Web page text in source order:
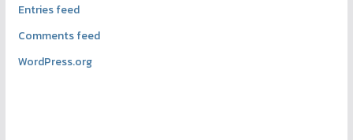
Entries feed
Comments feed
WordPress.org